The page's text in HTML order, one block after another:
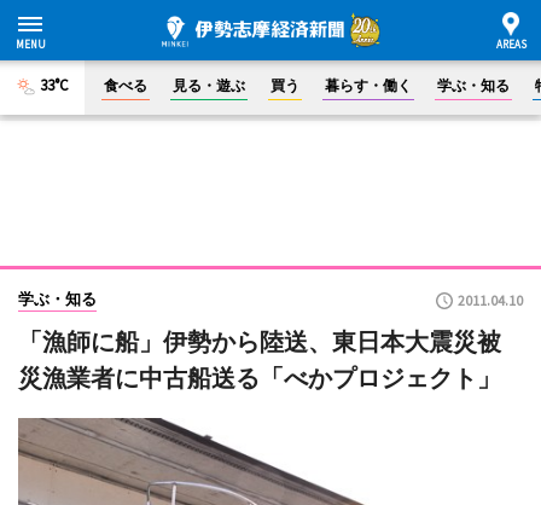
33°C 食べる 見る・遊ぶ 買う 暮らす・働く 学ぶ・知る
学ぶ・知る 2011.04.10
「漁師に船」伊勢から陸送、東日本大震災被
災漁業者に中古船送る「べかプロジェクト」